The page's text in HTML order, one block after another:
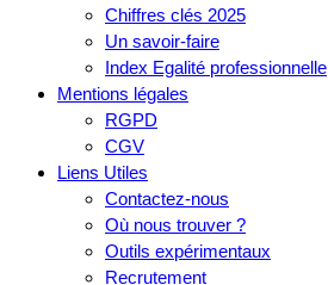
Chiffres clés 2025
Un savoir-faire
Index Egalité professionnelle
Mentions légales
RGPD
CGV
Liens Utiles
Contactez-nous
Où nous trouver ?
Outils expérimentaux
Recrutement